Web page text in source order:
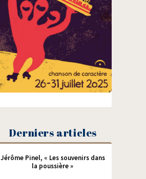
Derniers articles
Jérôme Pinel, « Les souvenirs dans
la poussière »